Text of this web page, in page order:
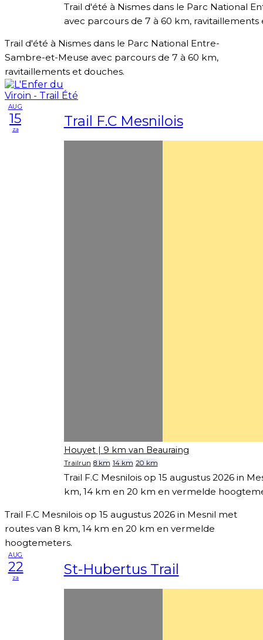
Trail d'été à Nismes dans le Parc National
avec parcours de 7 à 60 km, ravitaillements
Trail d'été à Nismes dans le Parc National Entre-
Sambre-et-Meuse avec parcours de 7 à 60 km,
ravitaillements et douches.
AUG
15
za Trail F.C Mesnilois
Houyet | 9 km van Beauraing
Trailrun 8 km 14 km 20 km
Trail F.C Mesnilois op 15 augustus 2026 in
km, 14 km en 20 km en vermelde
Trail F.C Mesnilois op 15 augustus 2026 in Mesnil met
routes van 8 km, 14 km en 20 km en vermelde
hoogtemeters.
AUG
22
za St-Hubertus Trail